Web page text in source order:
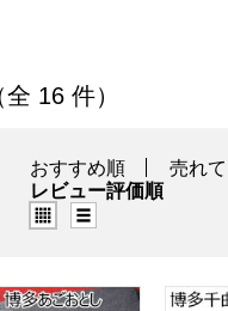
の商品一覧
16 件）
おすすめ順 売れ
レビュー評価順
グリッド表示（タ
産 博多あごおとし 無着
博多